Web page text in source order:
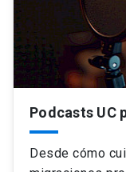
Podcasts UC
Desde cómo